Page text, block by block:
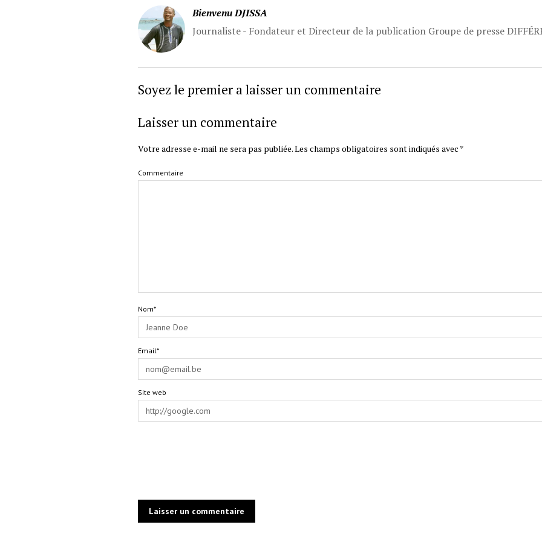
Bienvenu DJISSA
Journaliste - Fondateur et Directeur de la publication Groupe de presse
Soyez le premier a laisser un commentaire
Laisser un commentaire
Votre adresse e-mail ne sera pas publiée.Les champs obligatoires sont indiqués avec *
Commentaire
Nom*
Email*
Site web